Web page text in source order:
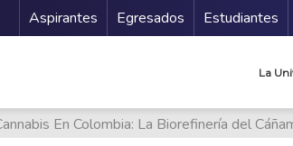
Menu Secundario
Aspirantes Egresados Estudiantes
La
En Colombia: La Biorefinería del